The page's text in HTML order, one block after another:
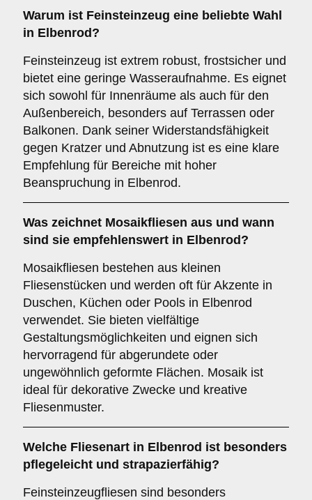
Warum ist Feinsteinzeug eine beliebte Wahl
in Elbenrod?
Feinsteinzeug ist extrem robust, frostsicher und
bietet eine geringe Wasseraufnahme. Es eignet
sich sowohl für Innenräume als auch für den
Außenbereich, besonders auf Terrassen oder
Balkonen. Dank seiner Widerstandsfähigkeit
gegen Kratzer und Abnutzung ist es eine klare
Empfehlung für Bereiche mit hoher
Beanspruchung in Elbenrod.
Was zeichnet Mosaikfliesen aus und wann
sind sie empfehlenswert in Elbenrod?
Mosaikfliesen bestehen aus kleinen
Fliesenstücken und werden oft für Akzente in
Duschen, Küchen oder Pools in Elbenrod
verwendet. Sie bieten vielfältige
Gestaltungsmöglichkeiten und eignen sich
hervorragend für abgerundete oder
ungewöhnlich geformte Flächen. Mosaik ist
ideal für dekorative Zwecke und kreative
Fliesenmuster.
Welche Fliesenart in Elbenrod ist besonders
pflegeleicht und strapazierfähig?
Feinsteinzeugfliesen sind besonders